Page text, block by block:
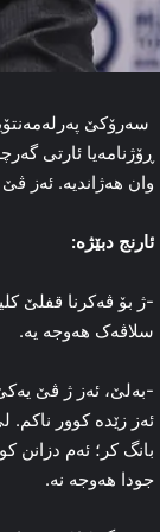
سەرۆکێ
ڕۆژنامه‌یا ئارتی
وان هه‌ژاندیه‌. ئه‌ز
ئارنج دبێژه‌:
-ژ بۆ ڤه‌کرنا قفلێ
سلاڤه‌ک هه‌وجه‌ یه‌.
-به‌لێ، ئه‌ز ژ ڤێ
بانگ کر؛ ئه‌م دزانن
جودا هه‌وجه‌ نه‌.